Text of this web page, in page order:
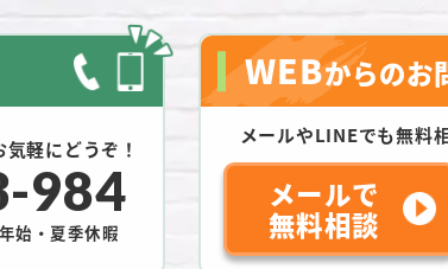
軽にどうぞ！
984
始・夏季休暇
WEBからのお
メールやLINEでも無料
メールで
無料相談